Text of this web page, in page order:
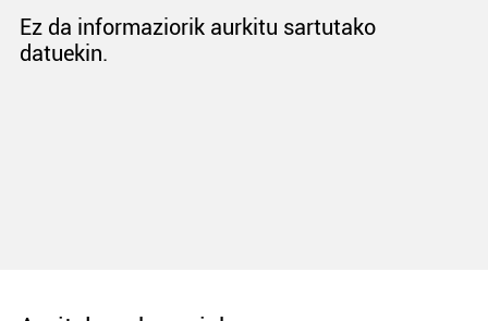
Ez da informaziorik aurkitu sartutako
datuekin.